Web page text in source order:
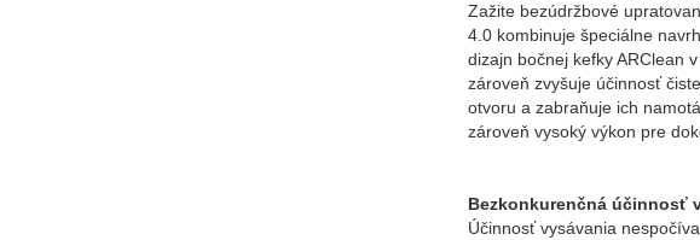
Zažite bezúdržbové
4.0 kombinuje špeciálne
dizajn bočnej kefky ARClean
zároveň zvyšuje účinnosť
otvoru a zabraňuje ich
zároveň vysoký výkon pre
Bezkonkurenčná účinnosť
Účinnosť vysávania